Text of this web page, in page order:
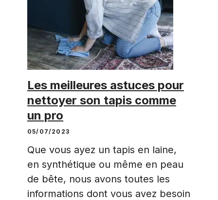
Les meilleures astuces pour
nettoyer son tapis comme
un pro
05/07/2023
Que vous ayez un tapis en laine,
en synthétique ou même en peau
de bête, nous avons toutes les
informations dont vous avez besoin